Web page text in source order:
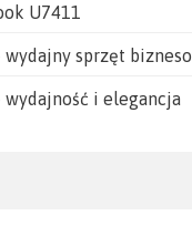
U7411
wydajny sprzęt
wydajność i elegancja